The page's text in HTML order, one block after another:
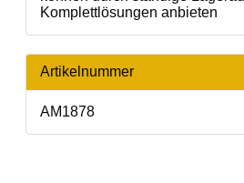
Komplettlösungen anbieten
Artikelnummer
AM1878